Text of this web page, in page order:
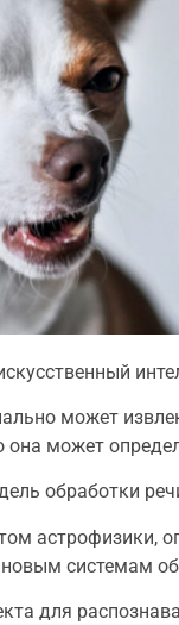
может
может
обработки
астрофизики,
новым системам
для